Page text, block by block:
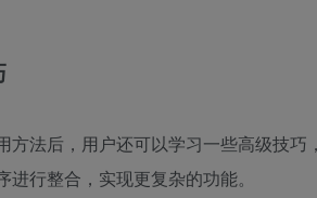
方法后，用户还可以学习一些高级技
进行整合，实现更复杂的功能。